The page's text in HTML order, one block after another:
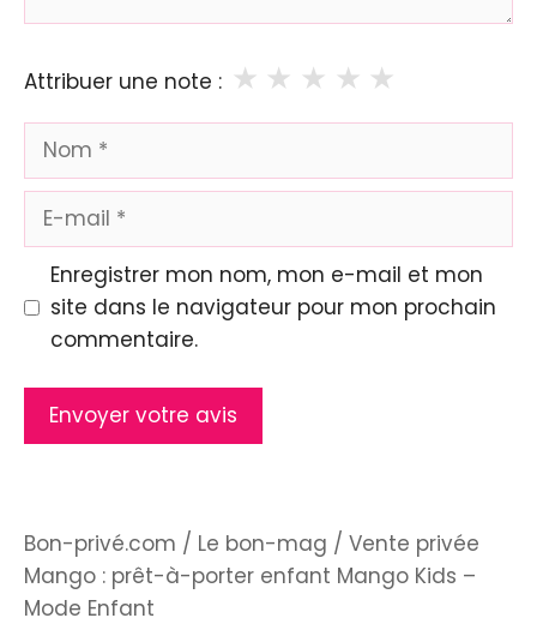
Attribuer une note : ★
★
★
★
★
Nom
Enregistrer mon nom, mon e-mail et mon
site dans le navigateur pour mon prochain
commentaire.
Bon-privé.com / Le bon-mag / Vente privée
Mango : prêt-à-porter enfant Mango Kids –
Mode Enfant